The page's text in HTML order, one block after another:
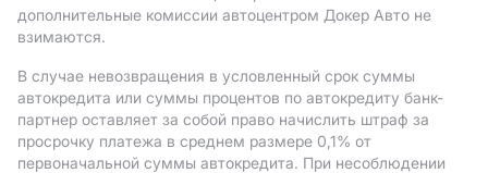
дополнительные комиссии автоцентром Докер Авто не
взимаются.
В случае невозвращения в условленный срок суммы
автокредита или суммы процентов по автокредиту банк-
партнер оставляет за собой право начислить штраф за
просрочку платежа в среднем размере 0,1% от
первоначальной суммы автокредита. При несоблюдении